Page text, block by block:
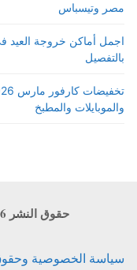
مصر وتيسباس
بالتفصيل
والموبايلات والمطبخ
حقوق النشر copyrights 2026 خمس خطوات
سياسة الخصوصية